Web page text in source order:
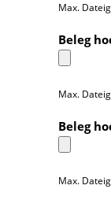
Max.
Beleg
Max.
Beleg
Max.